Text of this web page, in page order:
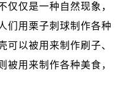
仅仅是一种自然现象，
们用栗子刺球制作各种
可以被用来制作刷子、
被用来制作各种美食，